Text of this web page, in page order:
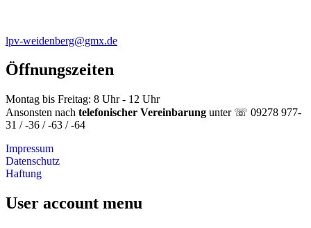
lpv-weidenberg@gmx.de
Öffnungszeiten
Montag bis Freitag: 8 Uhr - 12 Uhr
Ansonsten nach telefonischer Vereinbarung unter ☏ 09278 977-
31 / -36 / -63 / -64
Impressum
Datenschutz
Haftung
User account menu